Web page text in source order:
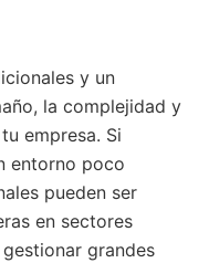
y un
la complejidad y
empresa. Si
entorno poco
pueden ser
en sectores
grandes